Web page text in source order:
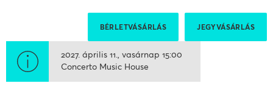
JEGYVÁSÁRLÁS
BÉRLETVÁSÁRLÁS
2027. április 11. vasárnap 15:00
Concerto Music House